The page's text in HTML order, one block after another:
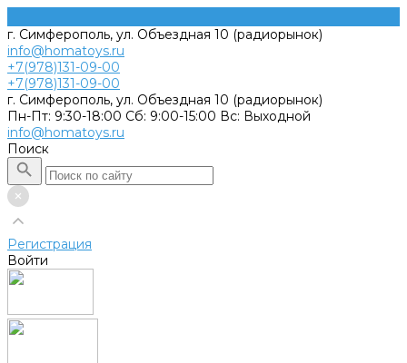
г. Симферополь, ул. Объездная 10 (радиорынок)
info@homatoys.ru
+7(978)131-09-00
+7(978)131-09-00
г. Симферополь, ул. Объездная 10 (радиорынок)
Пн-Пт: 9:30-18:00 Cб: 9:00-15:00 Вс: Выходной
info@homatoys.ru
Поиск
Регистрация
Войти